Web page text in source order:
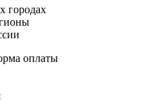
городах
оплаты